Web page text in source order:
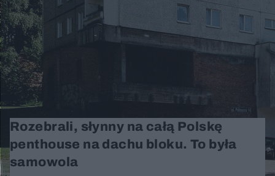
Rozebrali, słynny na całą Polskę
penthouse na dachu bloku. To była
samowola